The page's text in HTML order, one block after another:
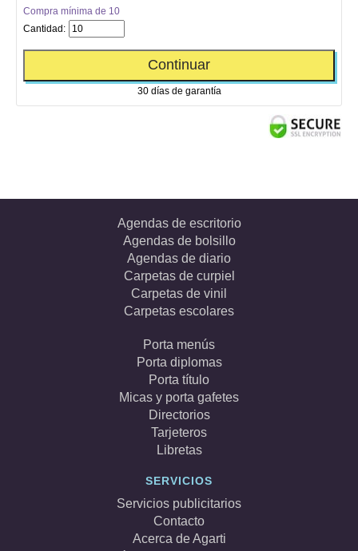
Compra mínima de 10
Cantidad:
Continuar
30 días de garantía
Agendas de escritorio
Agendas de bolsillo
Agendas de diario
Carpetas de curpiel
Carpetas de vinil
Carpetas escolares
Porta menús
Porta diplomas
Porta título
Micas y porta gafetes
Directorios
Tarjeteros
Libretas
SERVICIOS
Servicios publicitarios
Contacto
Acerca de Agarti